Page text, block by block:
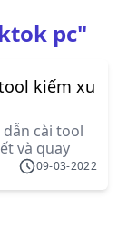
pc"
kiếm xu
cài tool
và quay
sử dụng09-03-2022